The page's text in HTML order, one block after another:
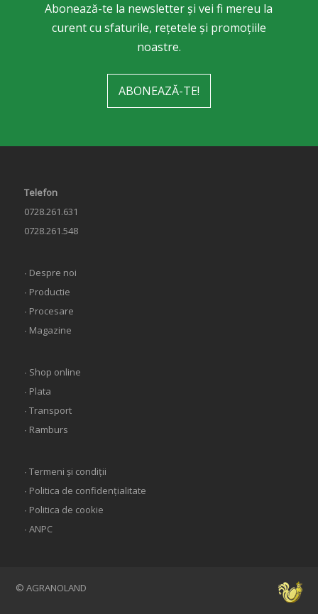
Abonează-te la newsletter și vei fi mereu la
curent cu sfaturile, rețetele și promoțiile
noastre.
ABONEAZĂ-TE!
Telefon
0728.261.631
0728.261.548
∙ Despre noi
∙ Productie
∙ Procesare
∙ Magazine
∙ Shop online
∙ Plata
∙ Transport
∙ Ramburs
∙ Termeni și condiții
∙ Politica de confidențialitate
∙ Politica de cookie
∙ ANPC
© AGRANOLAND